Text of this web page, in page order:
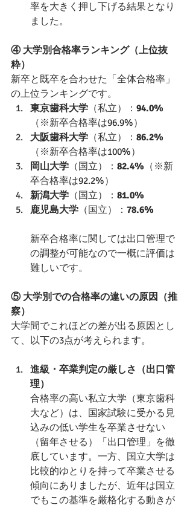
率を大きく押し下げる結果となり
ました。
④ 大学別合格率ランキング（上位抜
粋）
新卒と既卒を合わせた「全体合格率」
の上位ランキングです。
東京歯科大学 （私立）： 94.0%
（※新卒合格率は96.9%）
大阪歯科大学 （私立）： 86.2%
（※新卒合格率は100%）
岡山大学 （国立）： 82.4% （※新
卒合格率は92.2%）
新潟大学 （国立）： 81.0%
鹿児島大学 （国立）： 78.6%
新卒合格率に関しては出口管理で
の調整が可能なので一概に評価は
難しいです。
⑤ 大学別での合格率の違いの原因（推
察）
大学間でこれほどの差が出る原因とし
て、以下の3点が考えられます。
進級・卒業判定の厳しさ（出口管
理）
合格率の高い私立大学（東京歯科
大など）は、国家試験に受かる見
込みの低い学生を卒業させない
（留年させる）「出口管理」を徹
底しています。一方、国立大学は
比較的ゆとりを持って卒業させる
傾向にありましたが、近年は国立
でもこの基準を厳格化する動きが